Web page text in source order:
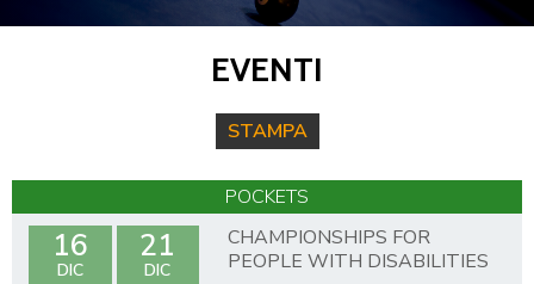
EVENTI
STAMPA
POCKETS
16
DIC
21
DIC
CHAMPIONSHIPS FOR
PEOPLE WITH DISABILITIES